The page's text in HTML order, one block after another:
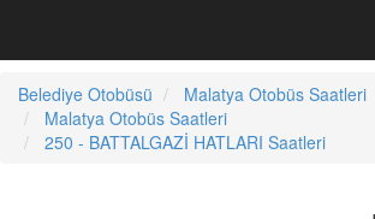
Belediye Otobüsü
Malatya Otobüs Saatleri
Malatya Otobüs Saatleri
250 - BATTALGAZİ HATLARI Saatleri